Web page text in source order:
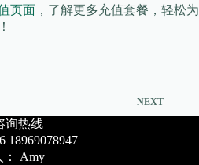
页面 ，了解更多充值套餐，轻松为
NEXT
询热线
： Amy